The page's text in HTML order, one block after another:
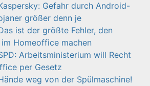
Gefahr durch Android-
größer denn je
ist der größte Fehler, den
Homeoffice machen
Arbeitsministerium will Recht
per Gesetz
weg von der Spülmaschine!